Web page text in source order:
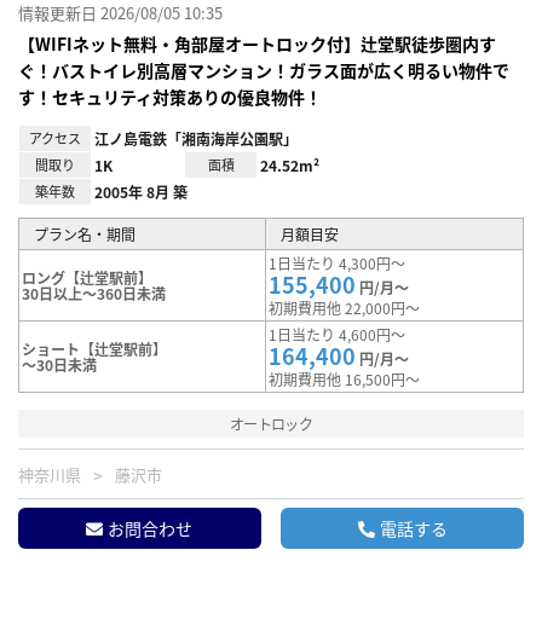
情報更新日 2026/08/05 10:35
【WIFIネット無料・角部屋オートロック付】辻堂駅徒歩圏内す
ぐ！バストイレ別高層マンション！ガラス面が広く明るい物件で
す！セキュリティ対策ありの優良物件！
アクセス 江ノ島電鉄「湘南海岸公園駅」
間取り 1K 面積 24.52m²
築年数 2005年 8月 築
プラン名・期間 月額目安
ロング【辻堂駅前】
30日以上～360日未満
1日当たり 4,300円～
155,400 円/月～
初期費用他 22,000円～
ショート【辻堂駅前】
～30日未満
1日当たり 4,600円～
164,400 円/月～
初期費用他 16,500円～
オートロック
神奈川県 藤沢市
お問合わせ 電話する